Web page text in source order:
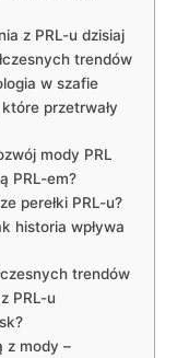
z PRL-u dzisiaj
trendów
w szafie
przetrwały
mody PRL
PRL-em?
perełki PRL-u?
historia wpływa
trendów
PRL-u
z mody –